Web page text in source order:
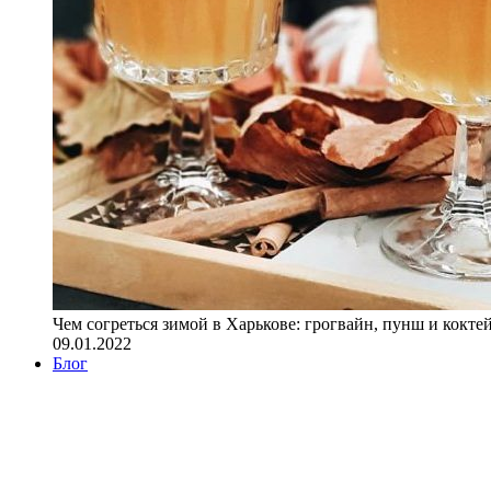
Чем согреться зимой в Харькове: грогвайн, пунш и
09.01.2022
Блог